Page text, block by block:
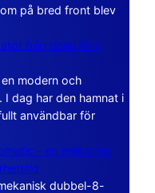
på bred front blev
från tiden före
modern och
dag har den hamnat i
användbar för
– en mekanisk
dubbel-8-